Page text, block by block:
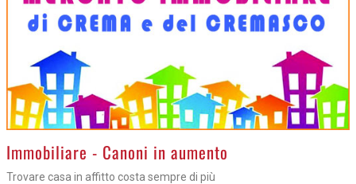
>Immobiliare - Canoni in aumento
Trovare casa in affitto costa sempre di più